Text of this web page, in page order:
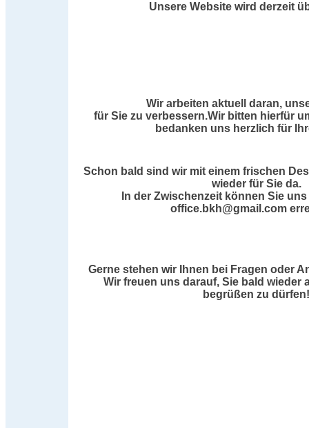
Unsere Website wird derzeit
Wir arbeiten aktuell daran,
für Sie zu verbessern.Wir bitten hierfür
bedanken uns herzlich für
Schon bald sind wir mit einem frischen
wieder für Sie da.
In der Zwischenzeit können Sie
office.bkh@gmail.com
Gerne stehen wir Ihnen bei Fragen oder
Wir freuen uns darauf, Sie bald wieder
begrüßen zu dürfen!